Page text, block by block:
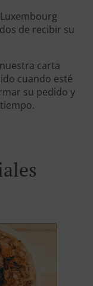
de recibir su
carta
cuando esté
su pedido y